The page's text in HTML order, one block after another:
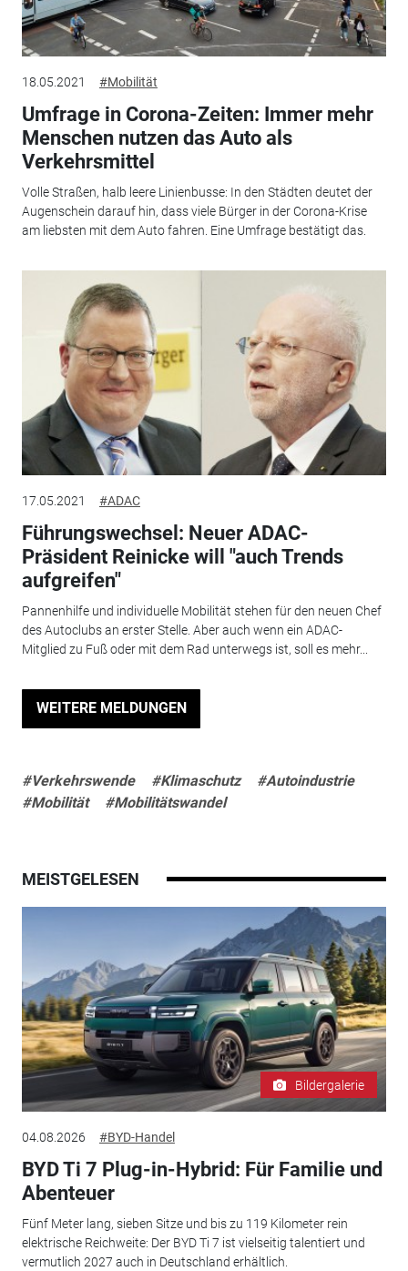
18.05.2021 #Mobilität
Umfrage in Corona-Zeiten: Immer mehr
Menschen nutzen das Auto als
Verkehrsmittel
Volle Straßen, halb leere Linienbusse: In den Städten deutet der
Augenschein darauf hin, dass viele Bürger in der Corona-Krise
am liebsten mit dem Auto fahren. Eine Umfrage bestätigt das.
17.05.2021 #ADAC
Führungswechsel: Neuer ADAC-
Präsident Reinicke will "auch Trends
aufgreifen"
Pannenhilfe und individuelle Mobilität stehen für den neuen Chef
des Autoclubs an erster Stelle. Aber auch wenn ein ADAC-
Mitglied zu Fuß oder mit dem Rad unterwegs ist, soll es mehr...
WEITERE MELDUNGEN
#Verkehrswende #Klimaschutz
#Autoindustrie
#Mobilität
#Mobilitätswandel
MEISTGELESEN
Bildergalerie
04.08.2026 #BYD-Handel
BYD Ti 7 Plug-in-Hybrid: Für Familie und
Abenteuer
Fünf Meter lang, sieben Sitze und bis zu 119 Kilometer rein
elektrische Reichweite: Der BYD Ti 7 ist vielseitig talentiert und
vermutlich 2027 auch in Deutschland erhältlich.